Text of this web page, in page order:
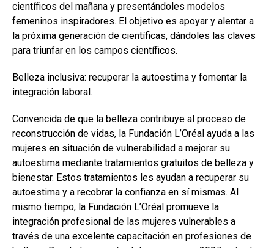
científicos del mañana y presentándoles modelos
femeninos inspiradores. El objetivo es apoyar y alentar a
la próxima generación de científicas, dándoles las claves
para triunfar en los campos científicos.
Belleza inclusiva: recuperar la autoestima y fomentar la
integración laboral.
Convencida de que la belleza contribuye al proceso de
reconstrucción de vidas, la Fundación L’Oréal ayuda a las
mujeres en situación de vulnerabilidad a mejorar su
autoestima mediante tratamientos gratuitos de belleza y
bienestar. Estos tratamientos les ayudan a recuperar su
autoestima y a recobrar la confianza en sí mismas. Al
mismo tiempo, la Fundación L’Oréal promueve la
integración profesional de las mujeres vulnerables a
través de una excelente capacitación en profesiones de